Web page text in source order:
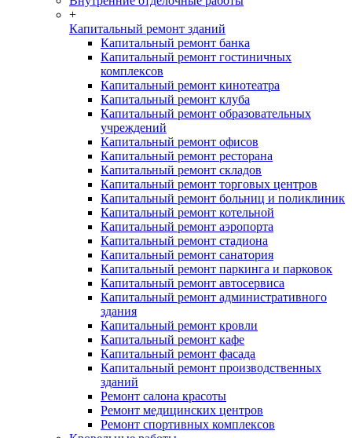
+
Капитальный ремонт зданий
Капитальный ремонт банка
Капитальный ремонт гостиничных
комплексов
Капитальный ремонт кинотеатра
Капитальный ремонт клуба
Капитальный ремонт образовательных
учреждений
Капитальный ремонт офисов
Капитальный ремонт ресторана
Капитальный ремонт складов
Капитальный ремонт торговых центров
Капитальный ремонт больниц и поликлиник
Капитальный ремонт котельной
Капитальный ремонт аэропорта
Капитальный ремонт стадиона
Капитальный ремонт санатория
Капитальный ремонт паркинга и парковок
Капитальный ремонт автосервиса
Капитальный ремонт административного
здания
Капитальный ремонт кровли
Капитальный ремонт кафе
Капитальный ремонт фасада
Капитальный ремонт производственных
зданий
Ремонт салона красоты
Ремонт медицинских центров
Ремонт спортивных комплексов